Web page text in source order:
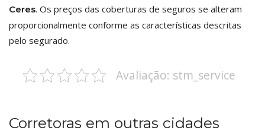
Ceres. Os preços das coberturas de seguros se alteram
proporcionalmente conforme as características descritas
pelo segurado.
Avaliação: stm_service
Corretoras em outras cidades